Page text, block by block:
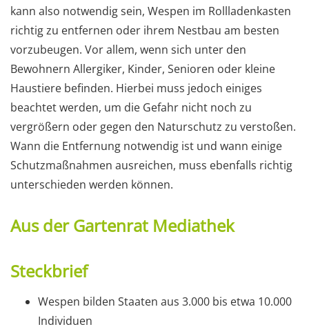
kann also notwendig sein, Wespen im Rollladenkasten
richtig zu entfernen oder ihrem Nestbau am besten
vorzubeugen. Vor allem, wenn sich unter den
Bewohnern Allergiker, Kinder, Senioren oder kleine
Haustiere befinden. Hierbei muss jedoch einiges
beachtet werden, um die Gefahr nicht noch zu
vergrößern oder gegen den Naturschutz zu verstoßen.
Wann die Entfernung notwendig ist und wann einige
Schutzmaßnahmen ausreichen, muss ebenfalls richtig
unterschieden werden können.
Aus der Gartenrat Mediathek
Steckbrief
Wespen bilden Staaten aus 3.000 bis etwa 10.000
Individuen